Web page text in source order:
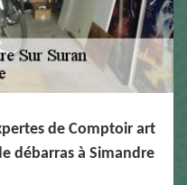
de Comptoir art
débarras à Simandre